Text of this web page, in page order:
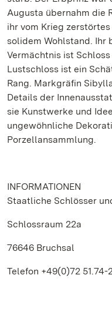
Augusta übernahm die
ihr vom Krieg
solidem Wohlstand. Ihr
Vermächtnis ist
Lustschloss ist ein
Rang. Markgräfin
Details der
sie Kunstwerke und
ungewöhnliche
Porzellansammlung.
INFORMATIONEN
Staatliche Schlösser
Schlossraum 22a
76646 Bruchsal
Telefon +49(0)72 51.74-